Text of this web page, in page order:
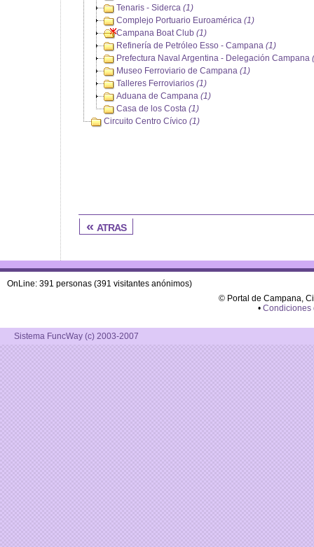
Tenaris - Siderca (1)
Complejo Portuario Euroamérica (1)
Campana Boat Club (1)
Refinería de Petróleo Esso - Campana (1)
Prefectura Naval Argentina - Delegación Campana
Museo Ferroviario de Campana (1)
Talleres Ferroviarios (1)
Aduana de Campana (1)
Casa de los Costa (1)
Circuito Centro Cívico (1)
« atras
OnLine: 391 personas (391 visitantes anónimos)
© Portal de Campana,
• Condiciones
Sistema FuncWay (c) 2003-2007